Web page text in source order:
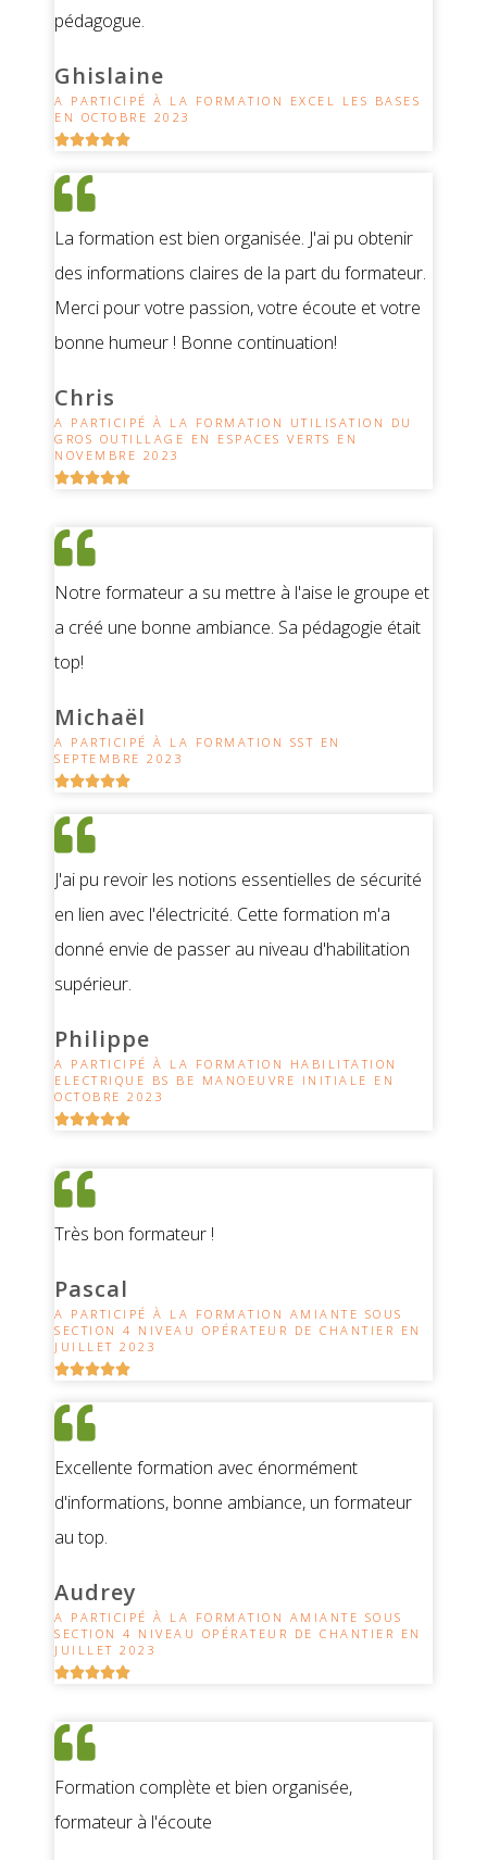
pédagogue.
Ghislaine
A PARTICIPÉ À LA FORMATION EXCEL LES BASES
EN OCTOBRE 2023

La formation est bien organisée. J'ai pu obtenir
des informations claires de la part du formateur.
Merci pour votre passion, votre écoute et votre
bonne humeur ! Bonne continuation!
Chris
A PARTICIPÉ À LA FORMATION UTILISATION DU
GROS OUTILLAGE EN ESPACES VERTS EN
NOVEMBRE 2023

Notre formateur a su mettre à l'aise le groupe et
a créé une bonne ambiance. Sa pédagogie était
top!
Michaël
A PARTICIPÉ À LA FORMATION SST EN
SEPTEMBRE 2023

J'ai pu revoir les notions essentielles de sécurité
en lien avec l'électricité. Cette formation m'a
donné envie de passer au niveau d'habilitation
supérieur.
Philippe
A PARTICIPÉ À LA FORMATION HABILITATION
ELECTRIQUE BS BE MANOEUVRE INITIALE EN
OCTOBRE 2023

Très bon formateur !
Pascal
A PARTICIPÉ À LA FORMATION AMIANTE SOUS
SECTION 4 NIVEAU OPÉRATEUR DE CHANTIER EN
JUILLET 2023

Excellente formation avec énormément
d'informations, bonne ambiance, un formateur
au top.
Audrey
A PARTICIPÉ À LA FORMATION AMIANTE SOUS
SECTION 4 NIVEAU OPÉRATEUR DE CHANTIER EN
JUILLET 2023

Formation complète et bien organisée,
formateur à l'écoute